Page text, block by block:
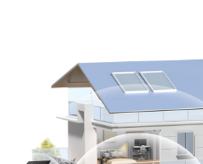
distance plus longue.3
connectivité pour
4K sans décalage.